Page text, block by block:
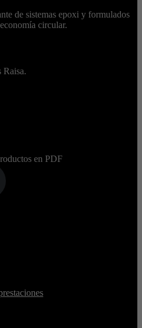
de sistemas epoxi y formulados
circular.
en PDF